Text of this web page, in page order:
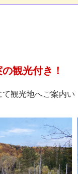
観光付き！
観光地へご案内い